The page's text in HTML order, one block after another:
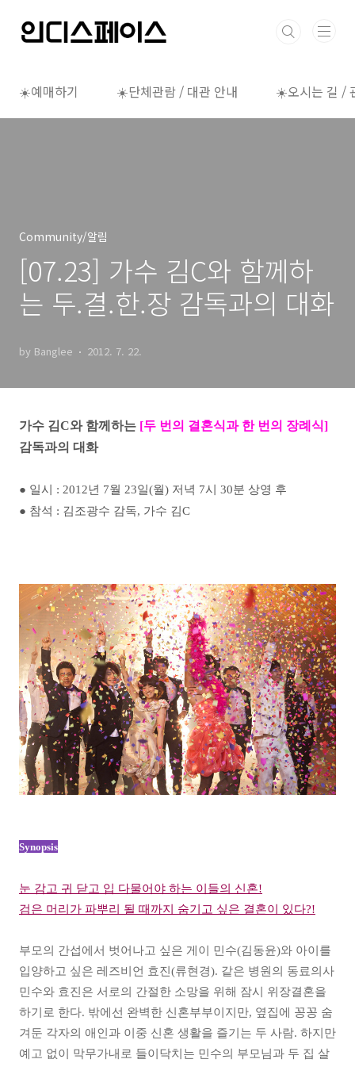
☀️예매하기 ☀️단체관람 / 대관 안내 ☀️오시는 길 /
Community/알림
[07.23] 가수 김C와 함께하
는 두.결.한.장 감독과의 대화
by Banglee 2012. 7. 22.
가수 김C와 함께하는 [두 번의 결혼식과 한 번의 장례식]
감독과의 대화
● 일시 : 2012년 7월 23일(월) 저녁 7시 30분 상영 후
● 참석 : 김조광수 감독, 가수 김C
Synopsis
눈 감고 귀 닫고 입 다물어야 하는 이들의 신혼!
검은 머리가 파뿌리 될 때까지 숨기고 싶은 결혼이 있다?!
부모의 간섭에서 벗어나고 싶은 게이 민수(김동윤)와 아이를
입양하고 싶은 레즈비언 효진(류현경). 같은 병원의 동료의사
민수와 효진은 서로의 간절한 소망을 위해 잠시 위장결혼을
하기로 한다. 밖에선 완벽한 신혼부부이지만, 옆집에 꽁꽁 숨
겨둔 각자의 애인과 이중 신혼 생활을 즐기는 두 사람. 하지만
예고 없이 막무가내로 들이닥치는 민수의 부모님과 두 집 살